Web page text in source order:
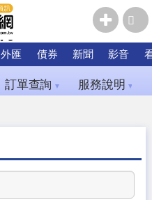
外匯 債券 新聞 影音
訂單查詢 ▼ 服務說明 ▼